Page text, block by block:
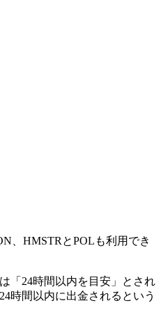
、HMSTRとPOLも利用でき
「24時間以内を目安」とされ
時間以内に出金されるという